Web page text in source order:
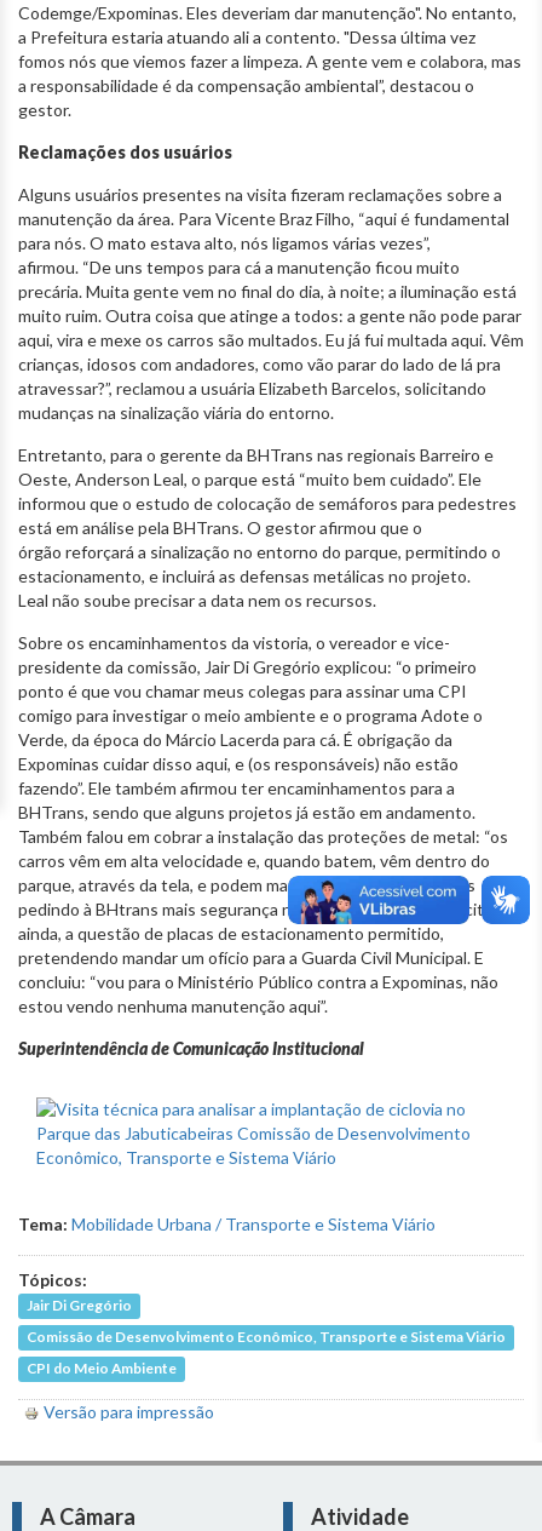
Codemge/Expominas. Eles deveriam dar manutenção". No entanto,
a Prefeitura estaria atuando ali a contento. "Dessa última vez
fomos nós que viemos fazer a limpeza. A gente vem e colabora, mas
a responsabilidade é da compensação ambiental”, destacou o
gestor.
Reclamações dos usuários
Alguns usuários presentes na visita fizeram reclamações sobre a
manutenção da área. Para Vicente Braz Filho, “aqui é fundamental
para nós. O mato estava alto, nós ligamos várias vezes”,
afirmou. “De uns tempos para cá a manutenção ficou muito
precária. Muita gente vem no final do dia, à noite; a iluminação está
muito ruim. Outra coisa que atinge a todos: a gente não pode parar
aqui, vira e mexe os carros são multados. Eu já fui multada aqui. Vêm
crianças, idosos com andadores, como vão parar do lado de lá pra
atravessar?”, reclamou a usuária Elizabeth Barcelos, solicitando
mudanças na sinalização viária do entorno.
Entretanto, para o gerente da BHTrans nas regionais Barreiro e
Oeste, Anderson Leal, o parque está “muito bem cuidado”. Ele
informou que o estudo de colocação de semáforos para pedestres
está em análise pela BHTrans. O gestor afirmou que o
órgão reforçará a sinalização no entorno do parque, permitindo o
estacionamento, e incluirá as defensas metálicas no projeto.
Leal não soube precisar a data nem os recursos.
Sobre os encaminhamentos da vistoria, o vereador e vice-
presidente da comissão, Jair Di Gregório explicou: “o primeiro
ponto é que vou chamar meus colegas para assinar uma CPI
comigo para investigar o meio ambiente e o programa Adote o
Verde, da época do Márcio Lacerda para cá. É obrigação da
Expominas cuidar disso aqui, e (os responsáveis) não estão
fazendo”. Ele também afirmou ter encaminhamentos para a
BHTrans, sendo que alguns projetos já estão em andamento.
Também falou em cobrar a instalação das proteções de metal: “os
carros vêm em alta velocidade e, quando batem, vêm dentro do
parque, através da tela, e podem matar uma pessoa. Estamos
pedindo à BHtrans mais segurança nos pontos críticos”. Ele citou,
ainda, a questão de placas de estacionamento permitido,
pretendendo mandar um ofício para a Guarda Civil Municipal. E
concluiu: “vou para o Ministério Público contra a Expominas, não
estou vendo nenhuma manutenção aqui”.
Superintendência de Comunicação Institucional
Tema: Mobilidade Urbana / Transporte e Sistema Viário
Tópicos:
Jair Di Gregório
Comissão de Desenvolvimento Econômico, Transporte e Sistema Viário
CPI do Meio Ambiente
Versão para impressão
A Câmara
Atividade